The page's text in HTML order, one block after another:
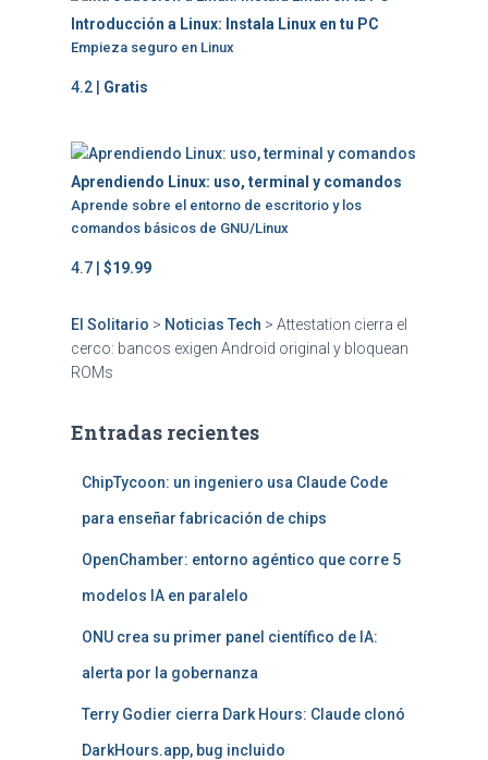
Introducción a Linux: Instala Linux en tu PC
Empieza seguro en Linux
4.2 | Gratis
Aprendiendo Linux: uso, terminal y comandos
Aprende sobre el entorno de escritorio y los
comandos básicos de GNU/Linux
4.7 | $19.99
El Solitario > Noticias Tech > Attestation cierra el
cerco: bancos exigen Android original y bloquean
ROMs
Entradas recientes
ChipTycoon: un ingeniero usa Claude Code
para enseñar fabricación de chips
OpenChamber: entorno agéntico que corre 5
modelos IA en paralelo
ONU crea su primer panel científico de IA:
alerta por la gobernanza
Terry Godier cierra Dark Hours: Claude clonó
DarkHours.app, bug incluido